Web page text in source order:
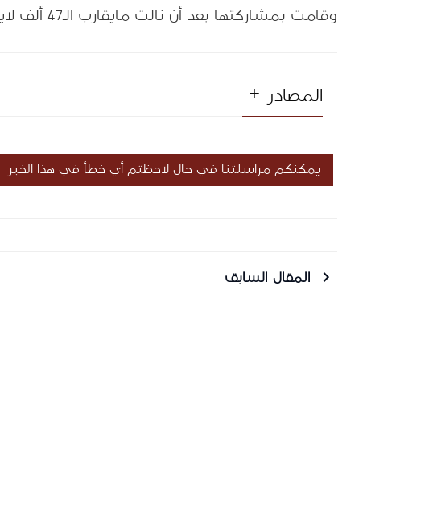
وقامت بمشاركتها بعد أن نالت مايقارب الـ47 ألف لايك
المصادر
يمكنكم مراسلتنا في حال لاحظتم أي خطأ في هذا الخبر
المقال السابق